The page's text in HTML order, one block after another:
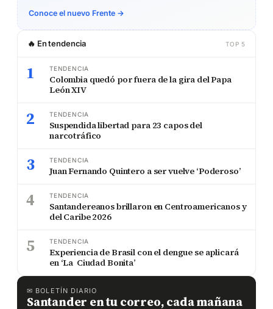
Conoce el nuevo Frente →
🔥 En tendencia TOP 5
1 TENDENCIA
Colombia quedó por fuera de la gira del Papa
León XIV
2 TENDENCIA
Suspendida libertad para 23 capos del
narcotráfico
3 TENDENCIA
Juan Fernando Quintero a ser vuelve ‘Poderoso’
4 TENDENCIA
Santandereanos brillaron en Centroamericanos y
del Caribe 2026
5 TENDENCIA
Experiencia de Brasil con el dengue se aplicará
en ‘La Ciudad Bonita’
✉ BOLETÍN DIARIO
Santander en tu correo, cada mañana